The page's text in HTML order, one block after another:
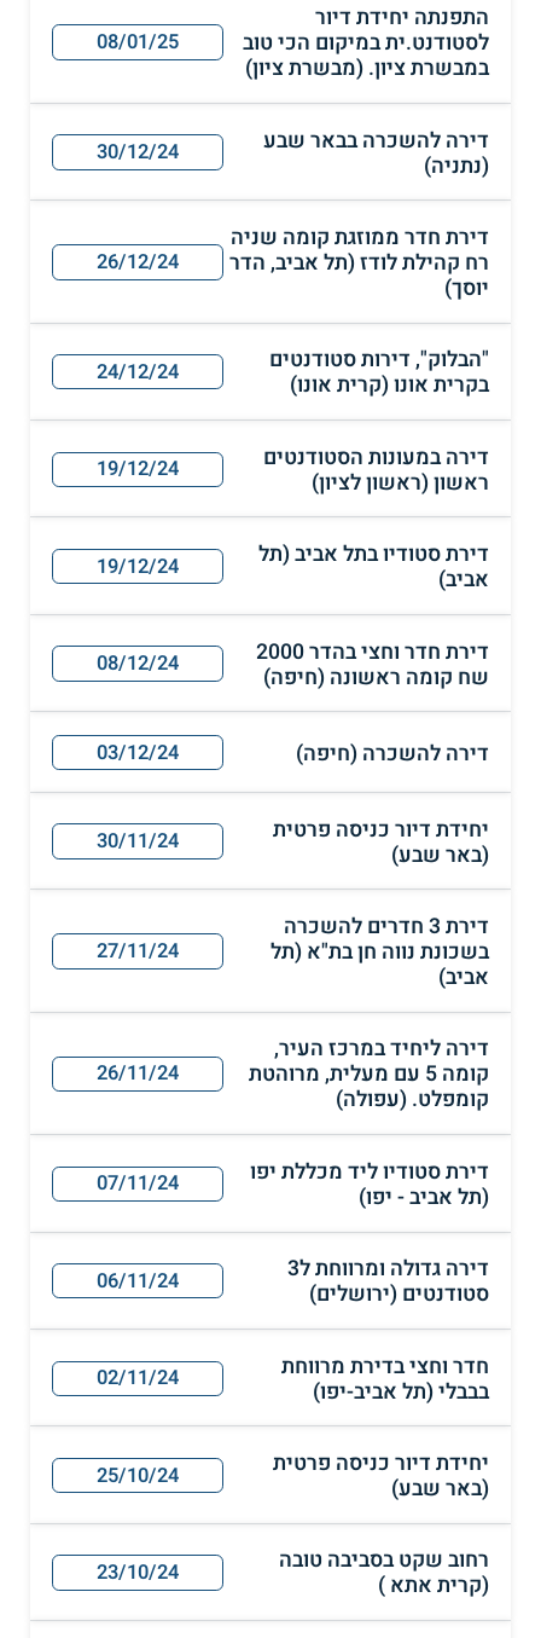
התפנתה יחידת דיור
לסטודנט.ית במיקום הכי טוב
במבשרת ציון. (מבשרת ציון)
08/01/25
דירה להשכרה בבאר שבע
(נתניה)
30/12/24
דירת חדר ממוזגת קומה שניה
רח קהילת לודז (תל אביב, הדר
יוסך)
26/12/24
"הבלוק", דירות סטודנטים
בקרית אונו (קרית אונו)
24/12/24
דירה במעונות הסטודנטים
ראשון (ראשון לציון)
19/12/24
דירת סטודיו בתל אביב (תל
אביב)
19/12/24
דירת חדר וחצי בהדר 2000
שח קומה ראשונה (חיפה)
08/12/24
דירה להשכרה (חיפה) 03/12/24
יחידת דיור כניסה פרטית
(באר שבע)
30/11/24
דירת 3 חדרים להשכרה
בשכונת נווה חן בת"א (תל
אביב)
27/11/24
דירה ליחיד במרכז העיר,
קומה 5 עם מעלית, מרוהטת
קומפלט. (עפולה)
26/11/24
דירת סטודיו ליד מכללת יפו
(תל אביב - יפו)
07/11/24
דירה גדולה ומרווחת ל3
סטודנטים (ירושלים)
06/11/24
חדר וחצי בדירת מרווחת
בבבלי (תל אביב-יפו)
02/11/24
יחידת דיור כניסה פרטית
(באר שבע)
25/10/24
רחוב שקט בסביבה טובה
(קרית אתא )
23/10/24